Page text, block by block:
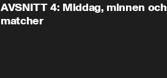
AVSNITT 4: Middag, minnen
matcher